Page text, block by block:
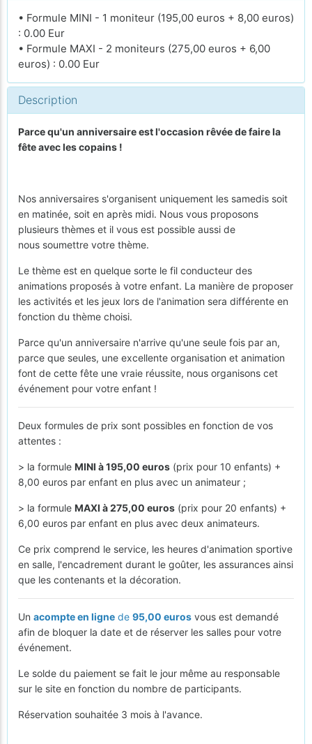
• Formule MINI - 1 moniteur (195,00 euros + 8,00 euros)
: 0.00 Eur
• Formule MAXI - 2 moniteurs (275,00 euros + 6,00
euros) : 0.00 Eur
Description
Parce qu'un anniversaire est l'occasion rêvée de faire la
fête avec les copains !
Nos anniversaires s'organisent uniquement les samedis soit
en matinée, soit en après midi. Nous vous proposons
plusieurs thèmes et il vous est possible aussi de
nous soumettre votre thème.
Le thème est en quelque sorte le fil conducteur des
animations proposés à votre enfant. La manière de proposer
les activités et les jeux lors de l'animation sera différente en
fonction du thème choisi.
Parce qu'un anniversaire n'arrive qu'une seule fois par an,
parce que seules, une excellente organisation et animation
font de cette fête une vraie réussite, nous organisons cet
événement pour votre enfant !
Deux formules de prix sont possibles en fonction de vos
attentes :
> la formule MINI à 195,00 euros (prix pour 10 enfants) +
8,00 euros par enfant en plus avec un animateur ;
> la formule MAXI à 275,00 euros (prix pour 20 enfants) +
6,00 euros par enfant en plus avec deux animateurs.
Ce prix comprend le service, les heures d'animation sportive
en salle, l'encadrement durant le goûter, les assurances ainsi
que les contenants et la décoration.
Un acompte en ligne de 95,00 euros vous est demandé
afin de bloquer la date et de réserver les salles pour votre
événement.
Le solde du paiement se fait le jour même au responsable
sur le site en fonction du nombre de participants.
Réservation souhaitée 3 mois à l'avance.